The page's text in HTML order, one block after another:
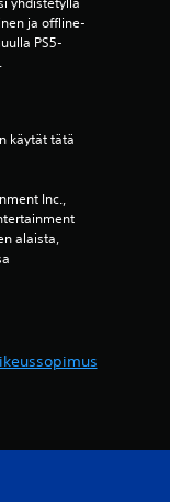
ja offline-
PS5-
Inc.,
alaista,